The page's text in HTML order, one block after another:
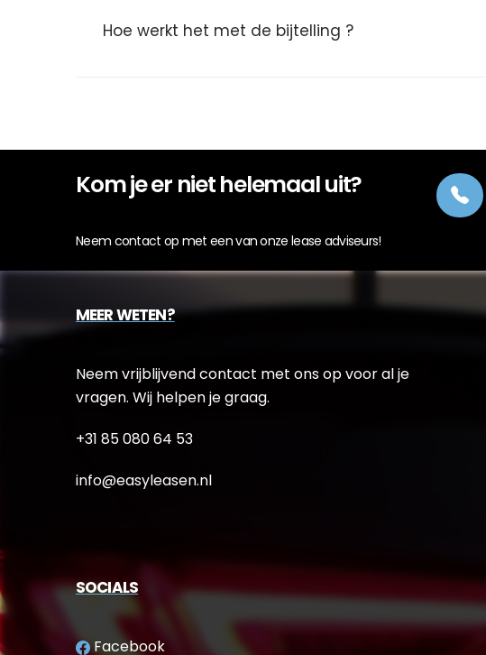
Hoe werkt het met de bijtelling ?
Kom je er niet helemaal uit?
Neem contact op met een van onze lease adviseurs!
MEER WETEN?
Neem vrijblijvend contact met ons op voor al je
vragen. Wij helpen je graag.
+31 85 080 64 53
info@easyleasen.nl
SOCIALS
Facebook